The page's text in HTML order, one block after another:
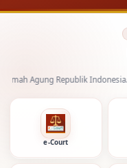
Republik Indonesia.
e-Court